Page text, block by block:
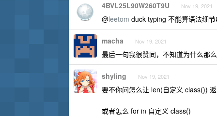
4BVL25L90W260T9U Nov 19, 2021
@leetom duck typing 不能算语法细
macha Nov 19, 2021
最后一句我很赞同，不知道为什么那
shyling Nov 19, 2021
要不你问怎么让 len(自定义 class()) 返
或者怎么 for in 自定义 class()